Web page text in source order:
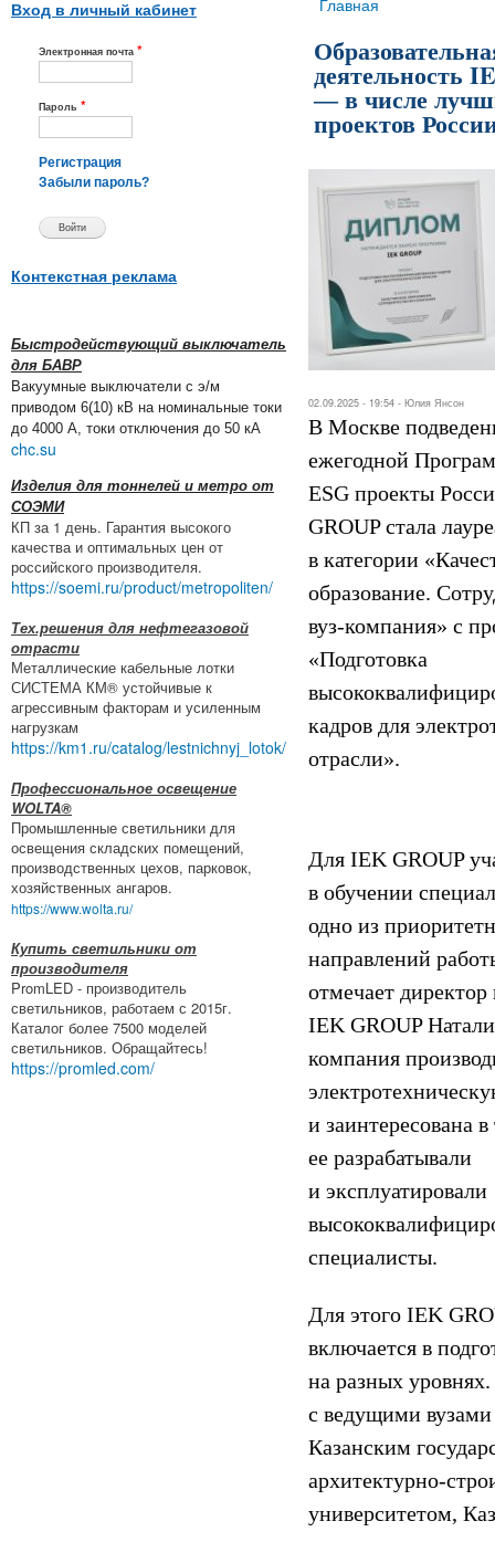
Вход в личный кабинет
Электронная почта *
Пароль *
Регистрация
Забыли пароль?
Контекстная реклама
Быстродействующий выключатель
для БАВР
Вакуумные выключатели с э/м
приводом 6(10) кВ на номинальные токи
до 4000 А, токи отключения до 50 кА
chc.su
Изделия для тоннелей и метро от
СОЭМИ
КП за 1 день. Гарантия высокого
качества и оптимальных цен от
российского производителя.
https://soemi.ru/product/metropoliten/
Тех.решения для нефтегазовой
отрасти
Металлические кабельные лотки
СИСТЕМА КМ® устойчивые к
агрессивным факторам и усиленным
нагрузкам
https://km1.ru/catalog/lestnichnyj_lotok/
Профессиональное освещение
WOLTA®
Промышленные светильники для
освещения складских помещений,
производственных цехов, парковок,
хозяйственных ангаров.
https://www.wolta.ru/
Купить светильники от
производителя
PromLED - производитель
светильников, работаем с 2015г.
Каталог более 7500 моделей
светильников. Обращайтесь!
https://promled.com/
Вы здесь
Главная
деятельность
― в числе
проектов
02.09.2025 - 19:54 - Юлия Янсон
В Москве
ежегодной
ESG проекты
GROUP стала
в категории
образование.
вуз-компания» с
«Подготовка
кадров для
отрасли».
Для IEK GROUP
в обучении
одно из
направлений
отмечает
IEK GROUP
компания
и заинтересована
ее разрабатывали
и эксплуатировали
специалисты.
Для этого IEK
включается в
на разных уровнях.
с ведущими
Казанским
архитектурно-
университетом,